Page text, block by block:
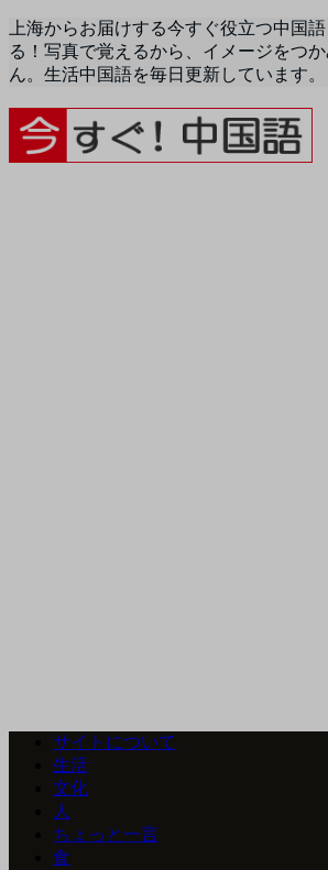
上海からお届けする今すぐ役立つ中国
る！写真で覚えるから、イメージをつ
ん。生活中国語を毎日更新しています。
サイトについて
生活
文化
人
ちょっと一言
食